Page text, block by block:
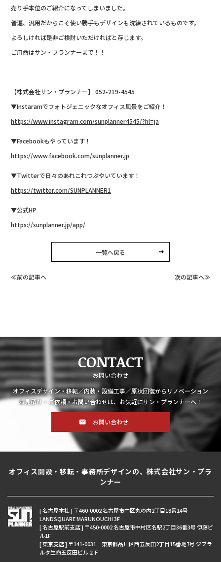
売り手本位のご紹介になってしまいました。
普遍、汎用だからこそ使い勝手もデザインも洗練されているものです。
よろしければ是非ご検討いただければと存じます。
ご用命はサン・プランナーまで！！
【株式会社サン・プランナー】 052-219-4545
▼Instaramでフォトジェニックなオフィス風景をご紹介！
https://www.instagram.com/sunplanner4545/?hl=ja
▼Facebookもやっています！
https://www.facebook.com/sunplanner.jp
▼Twitterで日々のあれこれつぶやいています！
https://twitter.com/SUNPLANNER1
▼公式HP
https://sunplanner.jp/app/
一覧へ戻る
≪前の記事へ 次の記事へ≫
CONTACT
お問い合わせ
オフィスデザイン・移転／内装・設備工事／原状回復からリノベーション
お見積り・ご依頼・お問い合わせは、お気軽にサン・プランナーへ！
お問い合わせ
オフィス開設・移転・事務所デザインの、株式会社サン・プラ
ンナー
[ 名古屋本社 ] 〒460-0002 名古屋市中区丸の内2丁目18番14号
LANDSQUARE MARUNOUCHI 3F
[ 名古屋駅前支店 ] 〒450-0002 名古屋市中村区名駅2丁目36番3号 伊藤ビ
ル1F
[東京支店] 〒141-0031 東京都品川区西五反田2丁目15番地7号 ジブラ
ルタ生命五反田ビル２Ｆ